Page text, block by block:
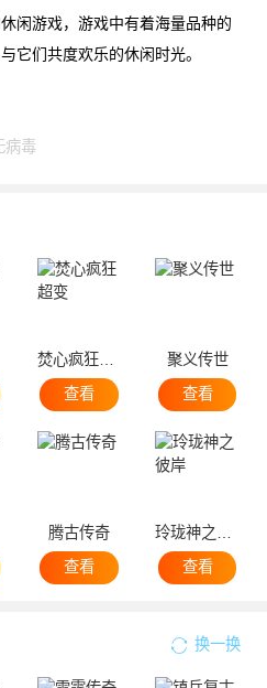
闲游戏，游戏中有着海量品种的
它们共度欢乐的休闲时光。
病毒
焚心疯狂超变
查看
聚义传世
查看
腾古传奇
查看
玲珑神之彼岸
查看
换一换